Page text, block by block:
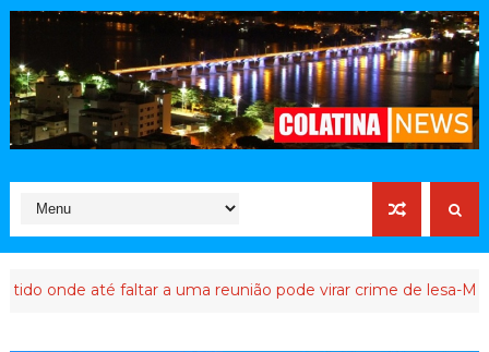
até faltar a uma reunião pode virar crime de lesa-Malta